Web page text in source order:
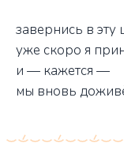
завернись в
уже скоро я
и — кажется —
мы вновь